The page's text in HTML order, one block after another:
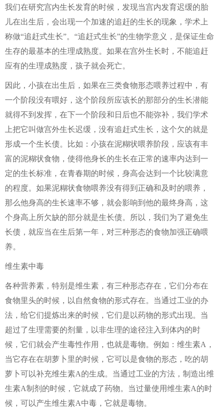
我们在研究宫内生长发育的时候，发现当宫内发育迟缓的胎
儿在出生后，会出现一个加速的追赶的生长的现象，学术上
称做“追赶式生长”。“追赶式生长”的生物学意义，是保证生命
生存的最基本的生理成熟度。如果在宫外生长时，不能追赶
应有的生理成熟度，孩子就会死亡。
因此，小孩在出生后，如果在三类食物形态喂养过程中，有
一个阶段没有喂好，这个阶段所应该长的那部分的生长潜能
就得不到发挥，在下一个阶段和日后也不能弥补，我们学术
上把它叫做宫外生长迟缓，没有追赶式生长，这个欠的就是
形成一个生长债。比如：小孩在泥糊状喂养阶段，应该有丰
富的泥糊状食物，使得他身长的生长在正常的速率内达到一
定的生长标准，在青春期的时候，身高会达到一个比较满意
的程度。如果泥糊状食物喂养没有得到正确和及时的喂养，
那么他身高的生长速率不够，就会影响到他的最终身高，这
个身高上所欠缺的部分就是生长债。所以，我们为了避免生
长债，就应当在生后第一年，对三种形态的食物加强正确喂
养。
维生素中毒
各种营养素，特别是维生素，有三种形态存在，它们分布在
食物里头的时候，以自然食物的形式存在。当通过工业的办
法，给它们提炼出来的时候，它们是以药物的形式出现。当
超过了生理需要的剂量，以非生理的途径注入到体内的时
候，它们就会产生毒性作用，也就是毒物。例如：维生素A，
当它存在在胡萝卜里的时候，它可以是食物的形态，吃的胡
萝卜可以补充维生素A的生成。当通过工业的方法，制造出维
生素A制剂的时候，它就成了药物。当过量使用维生素A的时
候，可以产生维生素A中毒，它就是毒物。